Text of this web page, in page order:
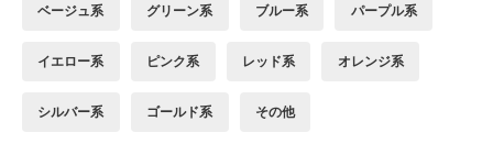
ベージュ系 グリーン系 ブルー系 パープル系
イエロー系 ピンク系 レッド系 オレンジ系
シルバー系 ゴールド系 その他